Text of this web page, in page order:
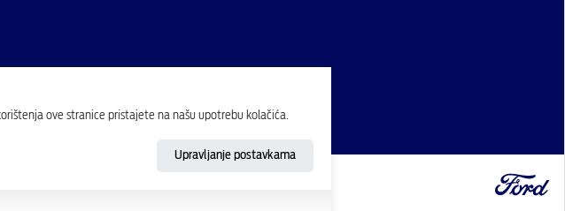
ove stranice pristajete na našu upotrebu kolačića.
Upravljanje postavkama